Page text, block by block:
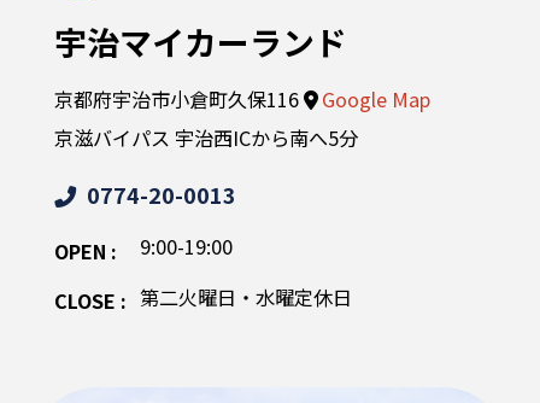
宇治マイカーランド
京都府宇治市小倉町久保116
Google Map
京滋バイパス 宇治西ICから南へ5分
0774-20-0013
OPEN :
9:00-19:00
CLOSE : 第二火曜日・水曜定休日